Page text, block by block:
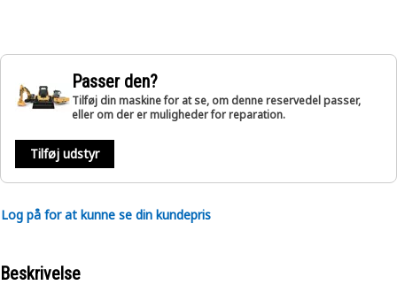
Passer den?
Tilføj din maskine for at se, om denne reservedel passer,
eller om der er muligheder for reparation.
Tilføj udstyr
Log på for at kunne se din kundepris
Beskrivelse